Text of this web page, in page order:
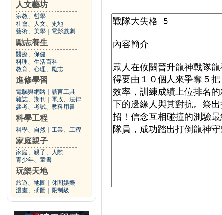
人文藝坊
宗教、哲學
社會、人文、史地
藝術、美學
電影戲劇
勵志養生
醫療、保健
料理、生活百科
教育、心理、勵志
進修學習
電腦與網路
語言工具
雜誌、期刊
軍政、法律
參考、考試、教科用書
科學工程
科學、自然 工業、工程
家庭親子
家庭、親子、人際
青少年、童書
玩樂天地
旅遊、地圖
休閒娛樂
漫畫、插圖
限制級